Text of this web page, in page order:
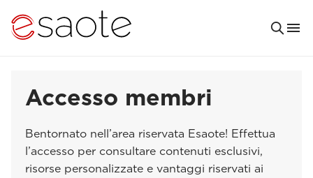
Accesso membri
Bentornato nell’area riservata Esaote! Effettua
l’accesso per consultare contenuti esclusivi,
risorse personalizzate e vantaggi riservati ai